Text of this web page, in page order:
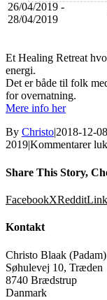
26/04/2019 -
28/04/2019
Et Healing Retreat
energi.
Det er både til folk
for overnatning.
Mere info her
By Christo|2018-12-
2019|Kommentarer
Share This Story,
FacebookXReddit
Kontakt
Christo Blaak (Padam)
Søhulevej 10, Træden
8740 Brædstrup
Danmark